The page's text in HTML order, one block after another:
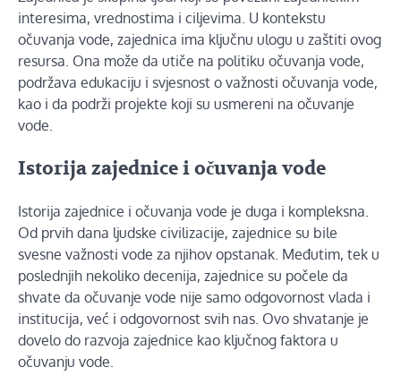
interesima, vrednostima i ciljevima. U kontekstu
očuvanja vode, zajednica ima ključnu ulogu u zaštiti ovog
resursa. Ona može da utiče na politiku očuvanja vode,
podržava edukaciju i svjesnost o važnosti očuvanja vode,
kao i da podrži projekte koji su usmereni na očuvanje
vode.
Istorija zajednice i očuvanja vode
Istorija zajednice i očuvanja vode je duga i kompleksna.
Od prvih dana ljudske civilizacije, zajednice su bile
svesne važnosti vode za njihov opstanak. Međutim, tek u
poslednjih nekoliko decenija, zajednice su počele da
shvate da očuvanje vode nije samo odgovornost vlada i
institucija, već i odgovornost svih nas. Ovo shvatanje je
dovelo do razvoja zajednice kao ključnog faktora u
očuvanju vode.